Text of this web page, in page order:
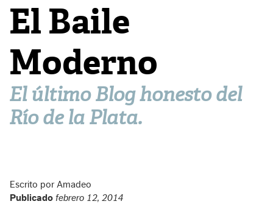
El Baile
Moderno
El último Blog honesto del
Río de la Plata.
Escrito por Amadeo
Publicado febrero 12, 2014